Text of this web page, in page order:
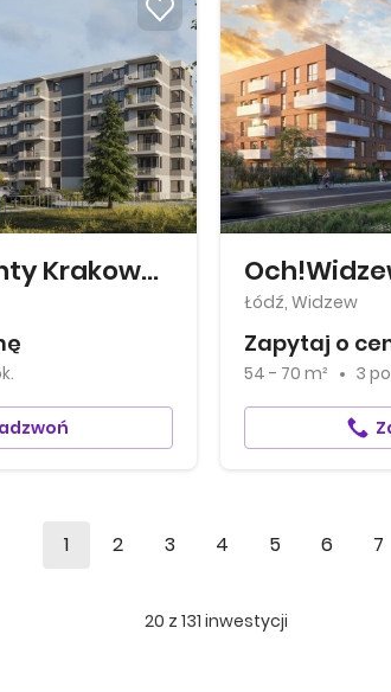
Apartamenty Krakowska
Łódź, Widzew
Zapytaj o
54 - 70 m² 3
1 2 3 4 5 6 7
20 z 131 inwestycji